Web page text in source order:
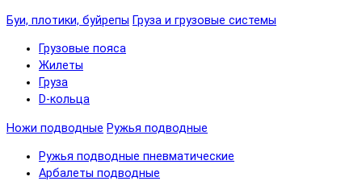
Буи, плотики, буйрепы Груза и грузовые системы
Грузовые пояса
Жилеты
Груза
D-кольца
Ножи подводные Ружья подводные
Ружья подводные пневматические
Арбалеты подводные